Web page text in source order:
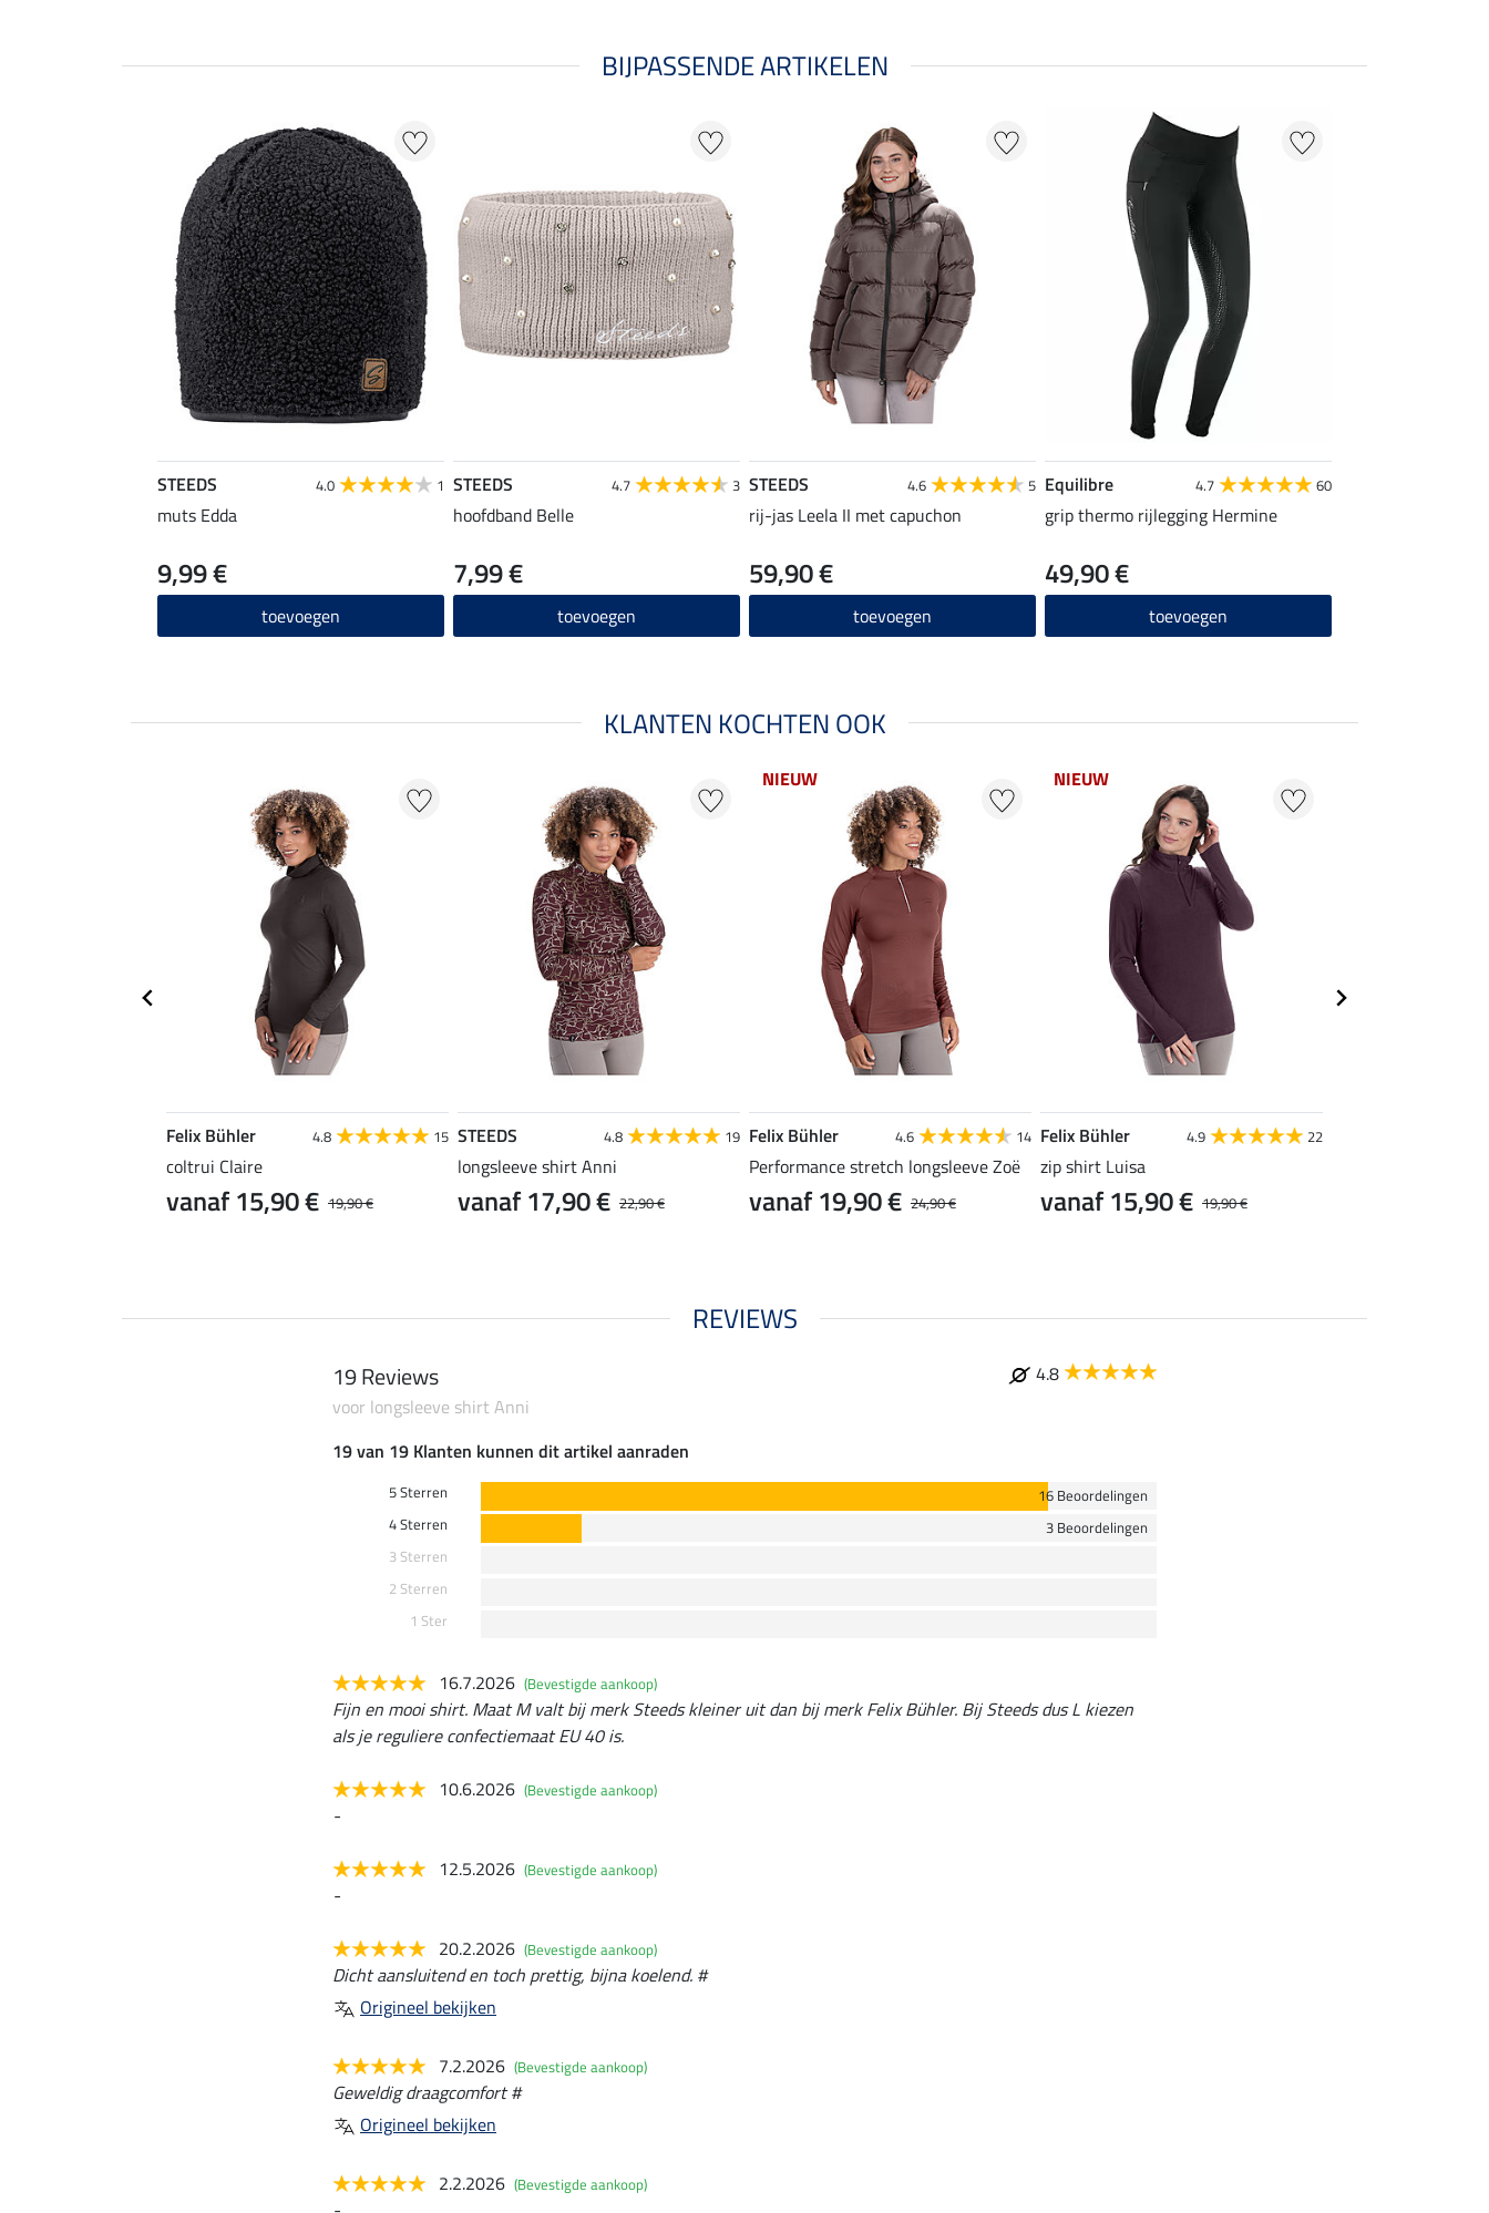
BIJPASSENDE ARTIKELEN
STEEDS 4.0 1
muts Edda
9,99 €
toevoegen
STEEDS 4.7 3
hoofdband Belle
7,99 €
toevoegen
STEEDS 4.6 5
rij-jas Leela II met capuchon
59,90 €
toevoegen
Equilibre 4.7 60
grip thermo rijlegging Hermine
49,90 €
toevoegen
KLANTEN KOCHTEN OOK
Felix Bühler 4.8 15
coltrui Claire
19,90 €
vanaf 15,90 €
STEEDS 4.8 19
longsleeve shirt Anni
22,90 €
vanaf 17,90 €
NIEUW
Felix Bühler 4.6 14
Performance stretch longsleeve Zoë
24,90 €
vanaf 19,90 €
NIEUW
Felix Bühler 4.9 22
zip shirt Luisa
19,90 €
vanaf 15,90 €
REVIEWS
19 Reviews
4.8
voor longsleeve shirt Anni
19 van 19 Klanten kunnen dit artikel aanraden
5 Sterren
16 Beoordelingen
4 Sterren
3 Beoordelingen
3 Sterren
2 Sterren
1 Ster
16.7.2026 (Bevestigde aankoop)
Fijn en mooi shirt. Maat M valt bij merk Steeds kleiner uit dan bij merk Felix Bühler. Bij Steeds dus L kiezen
als je reguliere confectiemaat EU 40 is.
10.6.2026 (Bevestigde aankoop)
-
12.5.2026 (Bevestigde aankoop)
-
20.2.2026 (Bevestigde aankoop)
Dicht aansluitend en toch prettig, bijna koelend. #
Origineel bekijken
7.2.2026 (Bevestigde aankoop)
Geweldig draagcomfort #
Origineel bekijken
2.2.2026 (Bevestigde aankoop)